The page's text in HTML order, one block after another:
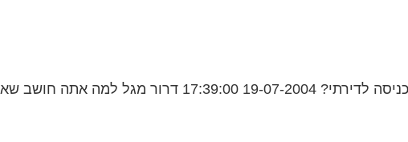
שאתה צריך לשאול...